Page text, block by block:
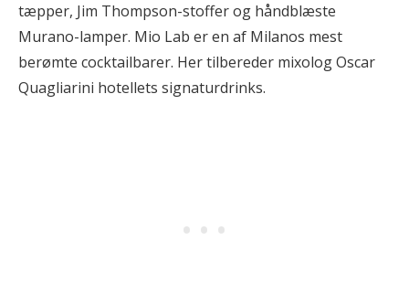
tæpper, Jim Thompson-stoffer og håndblæste
Murano-lamper. Mio Lab er en af Milanos mest
berømte cocktailbarer. Her tilbereder mixolog Oscar
Quagliarini hotellets signaturdrinks.